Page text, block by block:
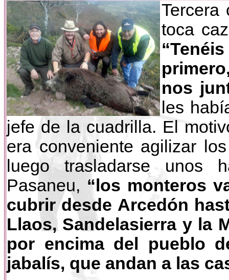
Tercera
toca
nos
les
jefe de la cuadrilla. El
era conveniente agilizar
luego trasladarse unos
Pasaneu, “los monteros
cubrir desde Arcedón
Llaos, Sandelasierra y la
por encima del pueblo
jabalís, que andan a las